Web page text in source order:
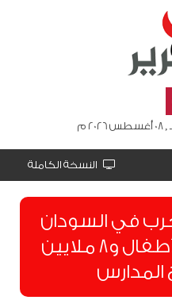
النسخة الكاملة
في السودان
سلبت مستقبل الأطفال و8 ملايين